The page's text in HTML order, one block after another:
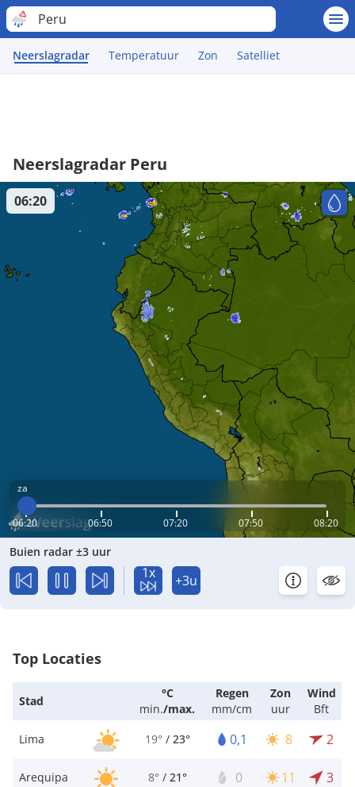
Peru
Neerslagradar Temperatuur Zon Satelliet
Neerslagradar Peru
za
06:20 06:50 07:20 07:50 08:20
06:20
Buien radar ±3 uur
1x +3u
Top Locaties
Stad
°C
min./max.
Regen
mm/cm
Zon
uur
Wind
Bft
Lima
19° / 23° 0,1 8 2
Arequipa 8° / 21° 0 11 3